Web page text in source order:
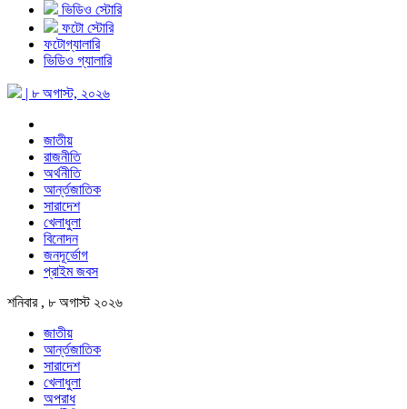
ভিডিও স্টোরি
ফটো স্টোরি
ফটোগ্যালারি
ভিডিও গ্যালারি
| ৮ অগাস্ট, ২০২৬
জাতীয়
রাজনীতি
অর্থনীতি
আর্ন্তজাতিক
সারাদেশ
খেলাধুলা
বিনোদন
জনদূর্ভোগ
প্রাইম জবস
শনিবার , ৮ অগাস্ট ২০২৬
জাতীয়
আর্ন্তজাতিক
সারাদেশ
খেলাধুলা
অপরাধ